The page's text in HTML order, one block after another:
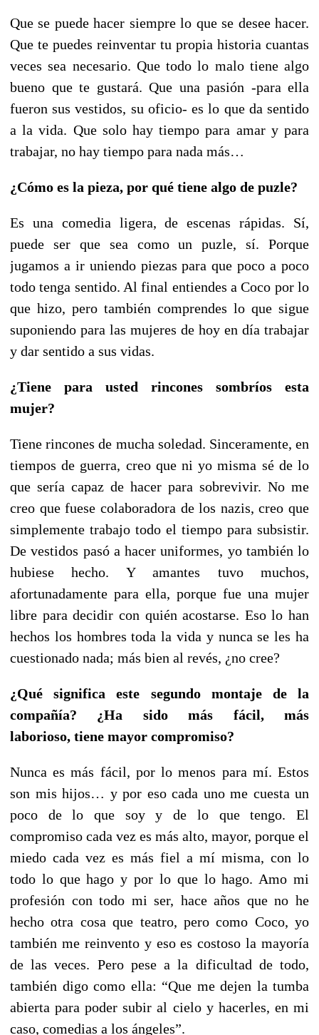
Que se puede hacer siempre lo que se desee hacer.
Que te puedes reinventar tu propia historia cuantas
veces sea necesario. Que todo lo malo tiene algo
bueno que te gustará. Que una pasión -para ella
fueron sus vestidos, su oficio- es lo que da sentido
a la vida. Que solo hay tiempo para amar y para
trabajar, no hay tiempo para nada más…
¿Cómo es la pieza, por qué tiene algo de puzle?
Es una comedia ligera, de escenas rápidas. Sí,
puede ser que sea como un puzle, sí. Porque
jugamos a ir uniendo piezas para que poco a poco
todo tenga sentido. Al final entiendes a Coco por lo
que hizo, pero también comprendes lo que sigue
suponiendo para las mujeres de hoy en día trabajar
y dar sentido a sus vidas.
¿Tiene para usted rincones sombríos esta
mujer?
Tiene rincones de mucha soledad. Sinceramente, en
tiempos de guerra, creo que ni yo misma sé de lo
que sería capaz de hacer para sobrevivir. No me
creo que fuese colaboradora de los nazis, creo que
simplemente trabajo todo el tiempo para subsistir.
De vestidos pasó a hacer uniformes, yo también lo
hubiese hecho. Y amantes tuvo muchos,
afortunadamente para ella, porque fue una mujer
libre para decidir con quién acostarse. Eso lo han
hechos los hombres toda la vida y nunca se les ha
cuestionado nada; más bien al revés, ¿no cree?
¿Qué significa este segundo montaje de la
compañía? ¿Ha sido más fácil, más
laborioso, tiene mayor compromiso?
Nunca es más fácil, por lo menos para mí. Estos
son mis hijos… y por eso cada uno me cuesta un
poco de lo que soy y de lo que tengo. El
compromiso cada vez es más alto, mayor, porque el
miedo cada vez es más fiel a mí misma, con lo
todo lo que hago y por lo que lo hago. Amo mi
profesión con todo mi ser, hace años que no he
hecho otra cosa que teatro, pero como Coco, yo
también me reinvento y eso es costoso la mayoría
de las veces. Pero pese a la dificultad de todo,
también digo como ella: “Que me dejen la tumba
abierta para poder subir al cielo y hacerles, en mi
caso, comedias a los ángeles”.